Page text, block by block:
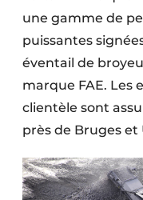
Travaux
une gamme de
puissantes
éventail de
marque FAE. Les
clientèle sont
près de Bruges et